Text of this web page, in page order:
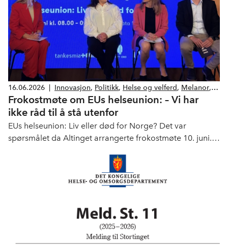
16.06.2026 Innovasjon, Politikk, Helse og velferd, Melanor,
Legemiddelindustrien
Frokostmøte om EUs helseunion: – Vi har
ikke råd til å stå utenfor
EUs helseunion: Liv eller død for Norge? Det var
spørsmålet da Altinget arrangerte frokostmøte 10. juni.